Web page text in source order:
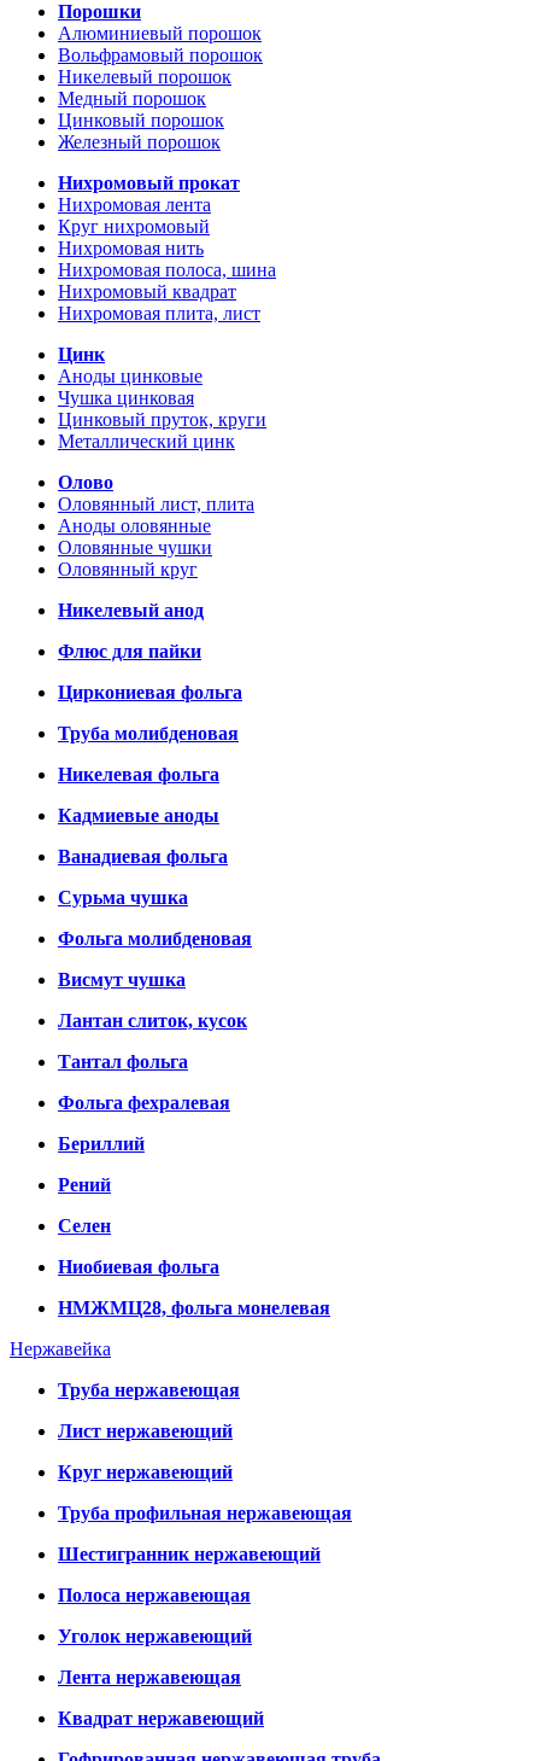
Порошки
Алюминиевый порошок
Вольфрамовый порошок
Никелевый порошок
Медный порошок
Цинковый порошок
Железный порошок
Нихромовый прокат
Нихромовая лента
Круг нихромовый
Нихромовая нить
Нихромовая полоса, шина
Нихромовый квадрат
Нихромовая плита, лист
Цинк
Аноды цинковые
Чушка цинковая
Цинковый пруток, круги
Металлический цинк
Олово
Оловянный лист, плита
Аноды оловянные
Оловянные чушки
Оловянный круг
Никелевый анод
Флюс для пайки
Циркониевая фольга
Труба молибденовая
Никелевая фольга
Кадмиевые аноды
Ванадиевая фольга
Сурьма чушка
Фольга молибденовая
Висмут чушка
Лантан слиток, кусок
Тантал фольга
Фольга фехралевая
Бериллий
Рений
Селен
Ниобиевая фольга
НМЖМЦ28, фольга монелевая
Нержавейка
Труба нержавеющая
Лист нержавеющий
Круг нержавеющий
Труба профильная нержавеющая
Шестигранник нержавеющий
Полоса нержавеющая
Уголок нержавеющий
Лента нержавеющая
Квадрат нержавеющий